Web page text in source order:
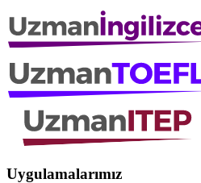
Uygulamalarımız